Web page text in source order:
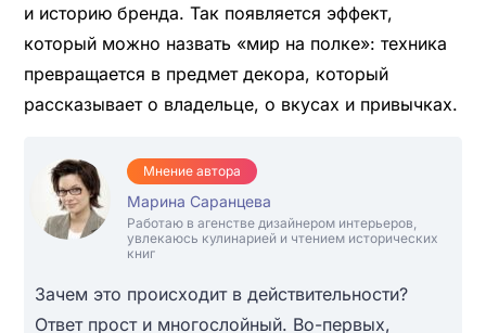
и историю бренда. Так появляется эффект,
который можно назвать «мир на полке»: техника
превращается в предмет декора, который
рассказывает о владельце, о вкусах и привычках.
Мнение автора
Марина Саранцева
Работаю в агенстве дизайнером интерьеров,
увлекаюсь кулинарией и чтением исторических
книг
Зачем это происходит в действительности?
Ответ прост и многослойный. Во-первых,